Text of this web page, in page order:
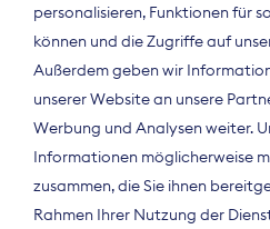
Der Bundesverband
personalisieren, Funktionen für
können und die Zugriffe auf
Außerdem geben wir
unserer Website an unsere
Werbung und Analysen weiter.
Informationen möglicherweise
zusammen, die Sie ihnen
Rahmen Ihrer Nutzung der